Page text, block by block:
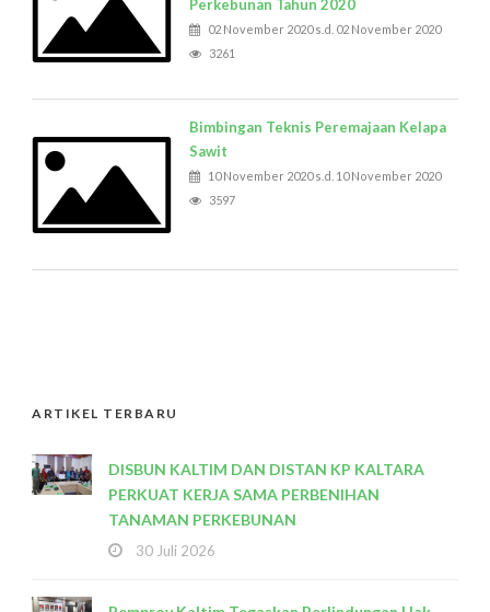
Perkebunan Tahun 2020
02 November 2020 s.d. 02 November 2020
3261
Bimbingan Teknis Peremajaan Kelapa
Sawit
10 November 2020 s.d. 10 November 2020
3597
ARTIKEL TERBARU
DISBUN KALTIM DAN DISTAN KP KALTARA
PERKUAT KERJA SAMA PERBENIHAN
TANAMAN PERKEBUNAN
30 Juli 2026